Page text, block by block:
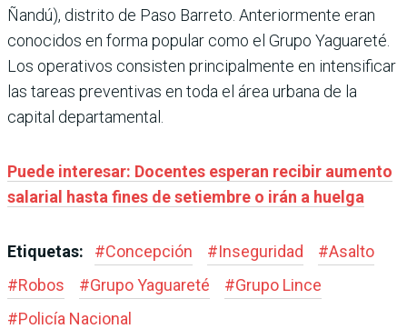
Ñandú), distrito de Paso Barreto. Anteriormente eran
conocidos en forma popular como el Grupo Yaguareté.
Los operativos consisten principalmente en intensificar
las tareas preventivas en toda el área urbana de la
capital departamental.
Puede interesar: Docentes esperan recibir aumento
salarial hasta fines de setiembre o irán a huelga
Etiquetas: #Concepción #Inseguridad #Asalto
#Robos #Grupo Yaguareté #Grupo Lince
#Policía Nacional